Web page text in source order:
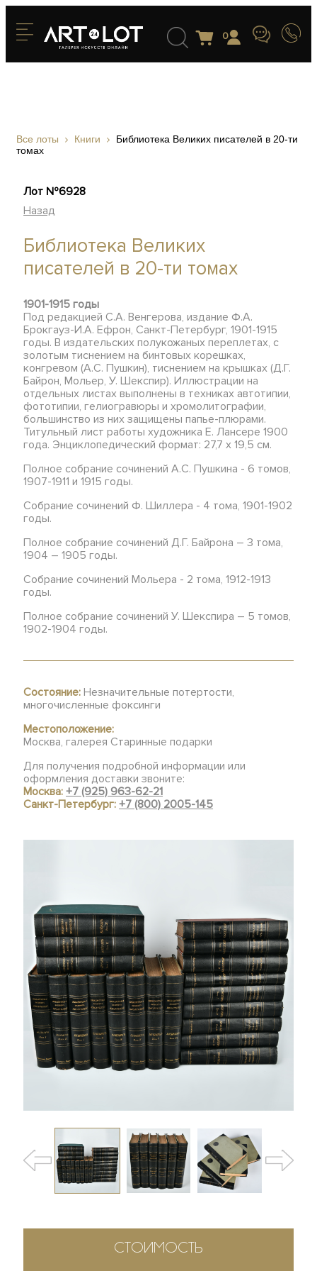
0
Все лоты Книги
Библиотека Великих писателей в 20-ти
томах
Лот №6928
Назад
Библиотека Великих
писателей в 20-ти томах
1901-1915 годы
Под редакцией С.А. Венгерова, издание Ф.А.
Брокгауз-И.А. Ефрон, Санкт-Петербург, 1901-1915
годы. В издательских полукожаных переплетах, с
золотым тиснением на бинтовых корешках,
конгревом (А.С. Пушкин), тиснением на крышках (Д.Г.
Байрон, Мольер, У. Шекспир). Иллюстрации на
отдельных листах выполнены в техниках автотипии,
фототипии, гелиогравюры и хромолитографии,
большинство из них защищены папье-плюрами.
Титульный лист работы художника Е. Лансере 1900
года. Энциклопедический формат: 27,7 х 19,5 см.
Полное собрание сочинений А.С. Пушкина - 6 томов,
1907-1911 и 1915 годы.
Собрание сочинений Ф. Шиллера - 4 тома, 1901-1902
годы.
Полное собрание сочинений Д.Г. Байрона – 3 тома,
1904 – 1905 годы.
Собрание сочинений Мольера - 2 тома, 1912-1913
годы.
Полное собрание сочинений У. Шекспира – 5 томов,
1902-1904 годы.
Состояние: Незначительные потертости,
многочисленные фоксинги
Местоположение:
Москва, галерея Старинные подарки
Для получения подробной информации или
оформления доставки звоните:
Москва:+7 (925) 963-62-21
Санкт-Петербург:+7 (800) 2005-145
СТОИМОСТЬ